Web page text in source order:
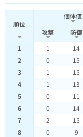
順位
個体値
攻撃
防御
1
1 14
2
0 15
3
1 15
4
1 13
5
0 11
6
0 14
7
2 15
8
0 9